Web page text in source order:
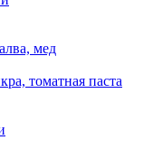
мед
томатная паста